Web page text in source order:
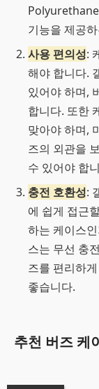
기능을 제공
사용 편의성:
해야 합니다.
있어야 하며,
합니다. 또한
맞아야 하며,
즈의 외관을
수 있어야 합
충전 호환성:
에 쉽게 접근
하는 케이스
스는 무선 충
즈를 편리하
좋습니다.
추천 버즈 케